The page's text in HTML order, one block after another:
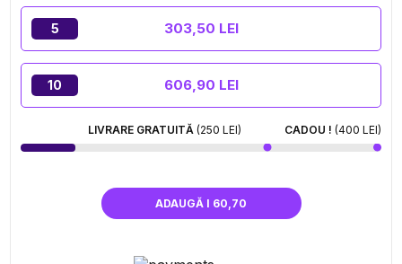
5 303,50 LEI
10 606,90 LEI
LIVRARE GRATUITĂ(250 LEI) CADOU ! (400 LEI)
ADAUGĂ I 60,70